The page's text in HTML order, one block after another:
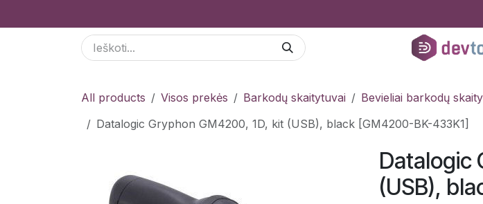
All products Visos prekės Barkodų skaitytuvai
Bevieliai barkodų
Datalogic Gryphon GM4200, 1D, kit (USB), black [GM4200-BK-433K1]
Datalogic
(USB),